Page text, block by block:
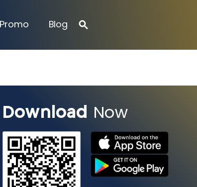
Promo Blog
Download Now